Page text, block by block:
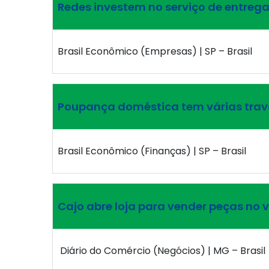
Redes investem no serviço de
Brasil Econômico (Empresas) | SP – Brasil
Poupança doméstica tem várias
Brasil Econômico (Finanças) | SP – Brasil
Cajo abre loja para vender peças no
Diário do Comércio (Negócios) | MG – Brasil